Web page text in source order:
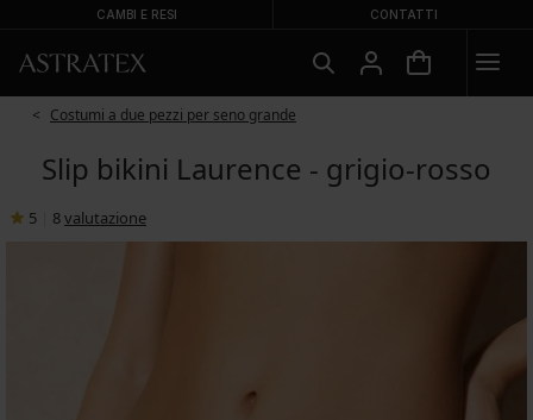
CAMBI E RESI CONTATTI
Costumi a due pezzi per seno grande
Slip bikini Laurence - grigio-rosso
5 8valutazione